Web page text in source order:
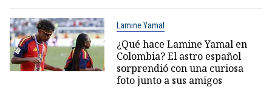
Lamine Yamal
¿Qué hace Lamine Yamal en
Colombia? El astro español
sorprendió con una curiosa
foto junto a sus amigos